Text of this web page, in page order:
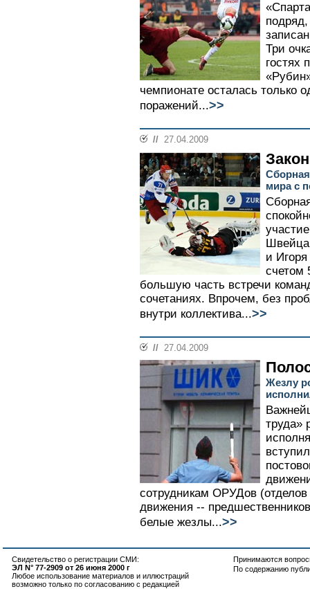
Три
гостях
чемпионате осталась только
поражений...>>
// 27.04.2009
мира с
и
счетом
большую часть встречи
сочетаниях. Впрочем, без
внутри коллектива...>>
// 27.04.2009
Жезлу
труда»
сотрудникам ОРУДов (отделов
движения --
белые жезлы...>>
Свидетельство о регистрации СМИ:
ЭЛ N° 77-2909 от 26 июня 2000 г
Любое использование материалов и иллюстраций
возможно только по согласованию с редакцией
Принимаются
По содержанию